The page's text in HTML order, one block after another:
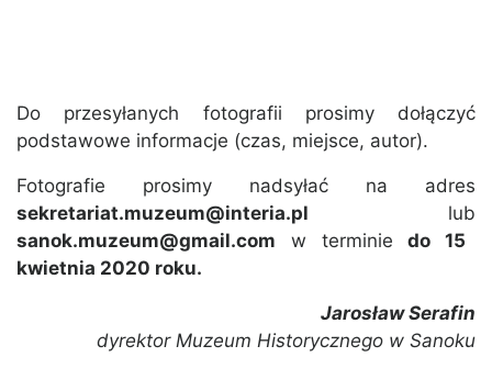
Do przesyłanych fotografii prosimy dołączyć
podstawowe informacje (czas, miejsce, autor).
Fotografie prosimy nadsyłać na adres
sekretariat.muzeum@interia.pl lub
sanok.muzeum@gmail.com w terminiedo 15
kwietnia 2020 roku.
Jarosław Serafin
dyrektor Muzeum Historycznego w Sanoku